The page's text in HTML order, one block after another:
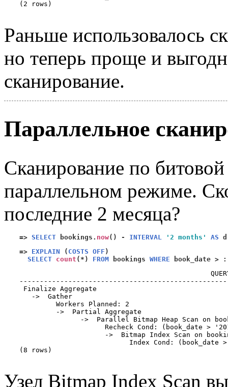
(2 rows)
Раньше использовалось
но теперь проще и
сканирование.
Параллельное
Сканирование по
параллельном режиме.
последние 2 месяца?
=> SELECT bookings. now() - INTERVAL '2 months' AS
=> EXPLAIN ( COSTS OFF )
SELECT count (*) FROM bookings WHERE book_date > :
Finalize Aggregate
   ->  Gather
         Workers Planned: 2
         ->  Partial Aggregate
->  Parallel Bitmap Heap Scan on
Recheck Cond: (book_date >
->  Bitmap Index Scan on
Index Cond: (book_date
(8 rows)
Узел Bitmap Index Scan